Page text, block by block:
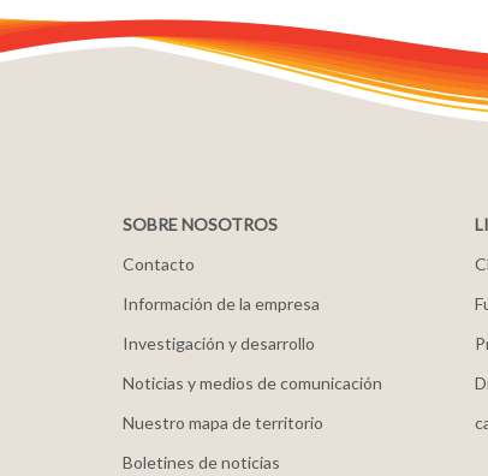
SOBRE NOSOTROS
Contacto
Información de la empresa
Investigación y desarrollo
Noticias y medios de comunicación
Nuestro mapa de territorio
Boletines de noticias